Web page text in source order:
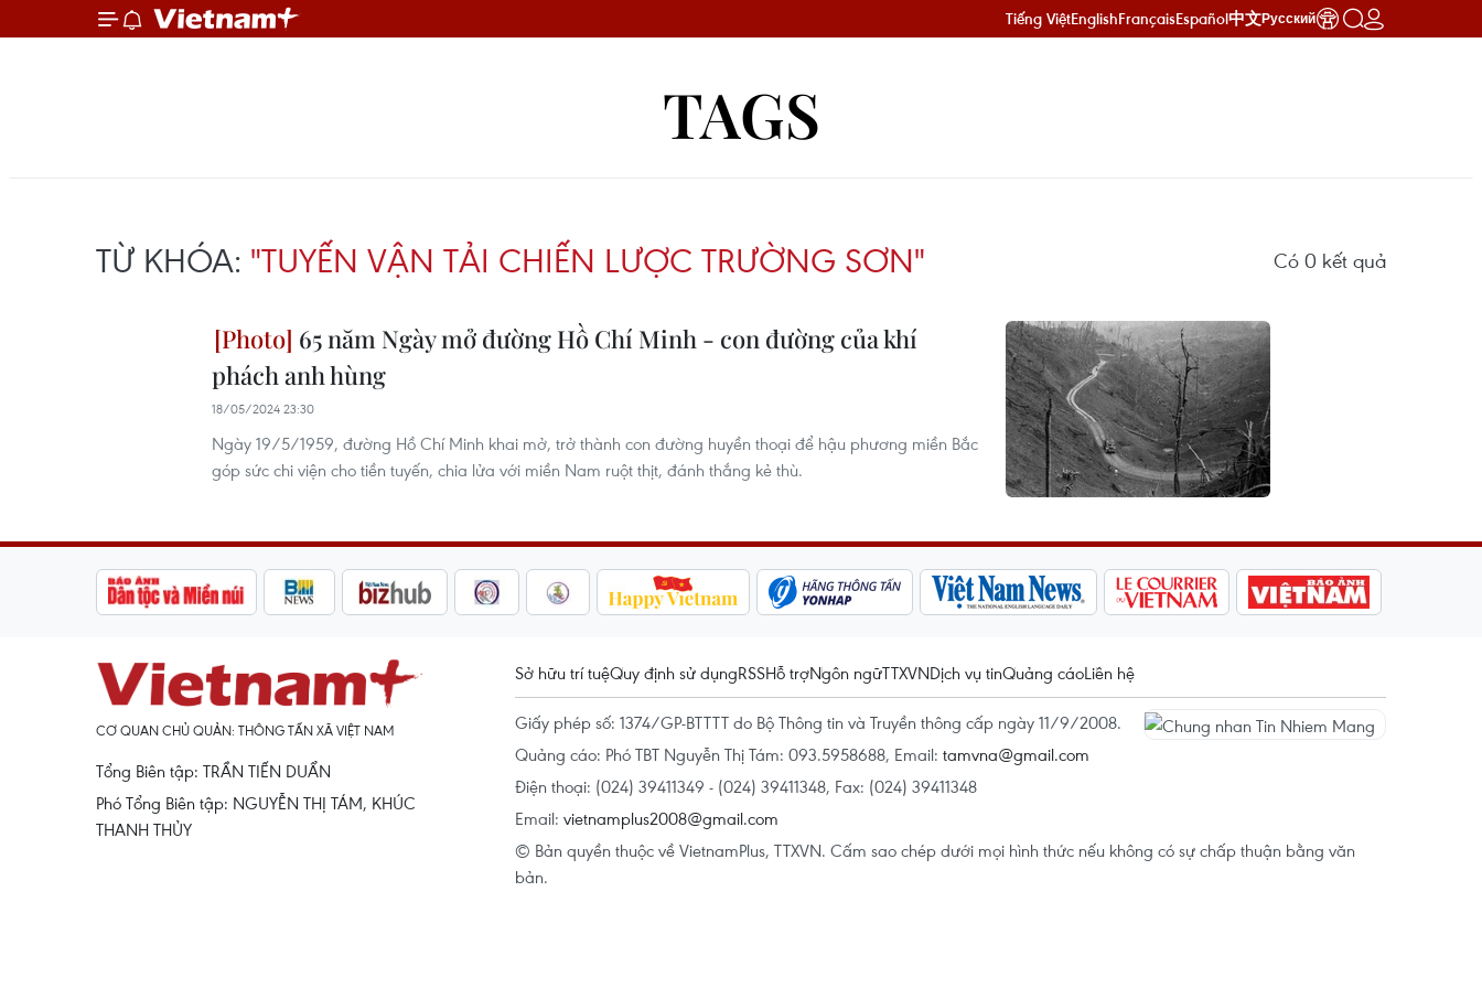
Tiếng ViệtEnglishFrançaisEspañol中文Русский
TAGS
TỪ KHÓA: "TUYẾN VẬN TẢI CHIẾN LƯỢC TRƯỜNG SƠN" Có 0 kết quả
65 năm Ngày mở đường Hồ Chí Minh - con đường của khí
phách anh hùng
18/05/2024 23:30
Ngày 19/5/1959, đường Hồ Chí Minh khai mở, trở thành con đường huyền thoại để hậu phương miền Bắc
góp sức chi viện cho tiền tuyến, chia lửa với miền Nam ruột thịt, đánh thắng kẻ thù.
CƠ QUAN CHỦ QUẢN: THÔNG TẤN XÃ VIỆT NAM
Tổng Biên tập: TRẦN TIẾN DUẨN
Phó Tổng Biên tập: NGUYỄN THỊ TÁM, KHÚC
THANH THỦY
Sở hữu trí tuệQuy định sử dụngRSSHỗ trợNgôn ngữTTXVNDịch vụ tinQuảng cáoLiên hệ
Giấy phép số: 1374/GP-BTTTT do Bộ Thông tin và Truyền thông cấp ngày 11/9/2008.
Quảng cáo: Phó TBT Nguyễn Thị Tám: 093.5958688, Email: tamvna@gmail.com
Điện thoại: (024) 39411349 - (024) 39411348, Fax: (024) 39411348
Email: vietnamplus2008@gmail.com
© Bản quyền thuộc về VietnamPlus, TTXVN. Cấm sao chép dưới mọi hình thức nếu không có sự chấp thuận bằng văn
bản.